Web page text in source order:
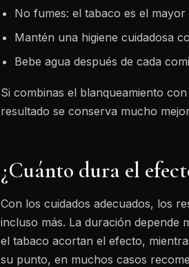
No fumes: el tabaco es el
Mantén una higiene cuidadosa
Bebe agua después de cada
Si combinas el blanqueamiento
resultado se conserva mucho
¿Cuánto dura el
Con los cuidados adecuados, los
incluso más. La duración depende
el tabaco acortan el efecto,
su punto, en muchos casos